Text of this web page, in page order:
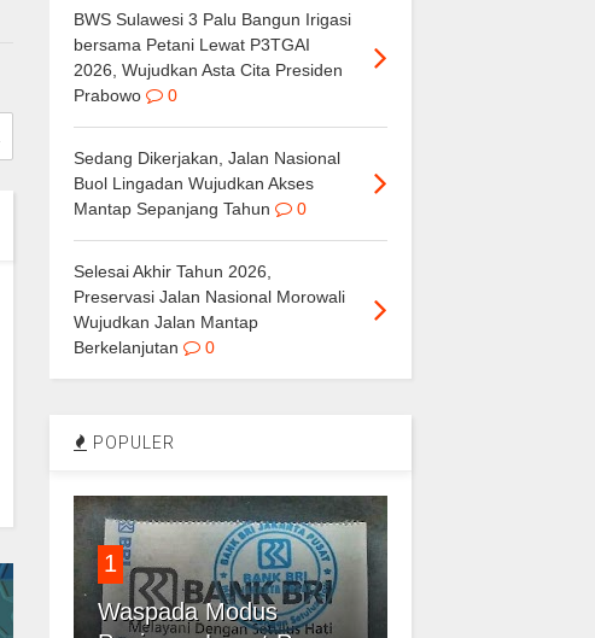
BWS Sulawesi 3 Palu Bangun Irigasi
bersama Petani Lewat P3TGAI
2026, Wujudkan Asta Cita Presiden
Prabowo
0
Sedang Dikerjakan, Jalan Nasional
Buol Lingadan Wujudkan Akses
Mantap Sepanjang Tahun
0
Selesai Akhir Tahun 2026,
Preservasi Jalan Nasional Morowali
Wujudkan Jalan Mantap
Berkelanjutan
0
POPULER
1
Waspada Modus